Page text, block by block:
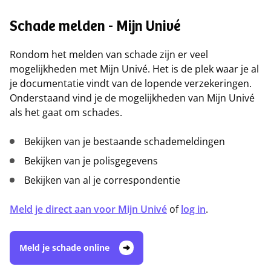
Schade melden - Mijn Univé
Rondom het melden van schade zijn er veel
mogelijkheden met Mijn Univé. Het is de plek waar je al
je documentatie vindt van de lopende verzekeringen.
Onderstaand vind je de mogelijkheden van Mijn Univé
als het gaat om schades.
Bekijken van je bestaande schademeldingen
Bekijken van je polisgegevens
Bekijken van al je correspondentie
Meld je direct aan voor Mijn Univé oflog in.
Meld je schade online